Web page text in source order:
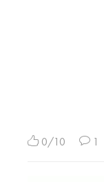
0/10 1